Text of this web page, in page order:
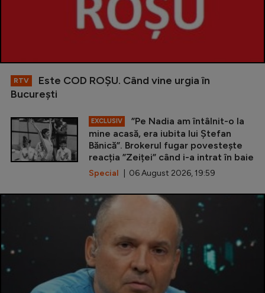
RTV
Este COD ROŞU. Când vine urgia în
Bucureşti
EXCLUSIV
”Pe Nadia am întâlnit-o la
mine acasă, era iubita lui Ștefan
Bănică”. Brokerul fugar povestește
reacția ”Zeiței” când i-a intrat în baie
Special | 06 August 2026, 19:59